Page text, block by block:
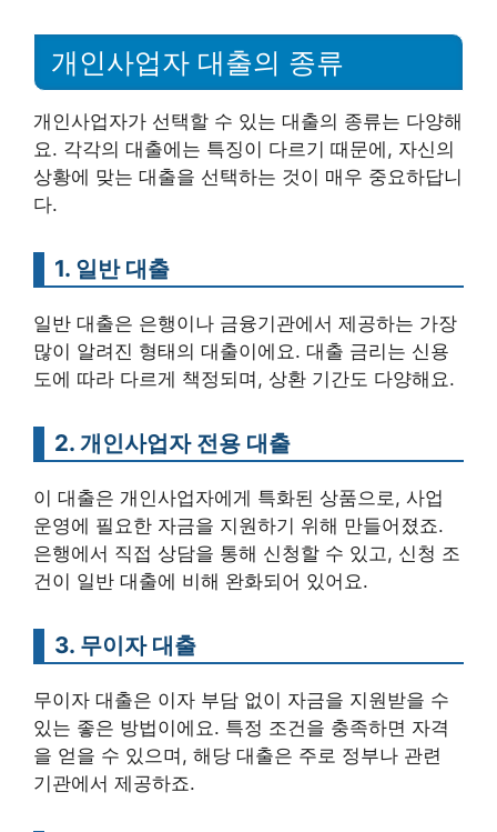
개인사업자 대출의 종류
개인사업자가 선택할 수 있는 대출의 종류는 다양해
요. 각각의 대출에는 특징이 다르기 때문에, 자신의
상황에 맞는 대출을 선택하는 것이 매우 중요하답니
다.
1. 일반 대출
일반 대출은 은행이나 금융기관에서 제공하는 가장
많이 알려진 형태의 대출이에요. 대출 금리는 신용
도에 따라 다르게 책정되며, 상환 기간도 다양해요.
2. 개인사업자 전용 대출
이 대출은 개인사업자에게 특화된 상품으로, 사업
운영에 필요한 자금을 지원하기 위해 만들어졌죠.
은행에서 직접 상담을 통해 신청할 수 있고, 신청 조
건이 일반 대출에 비해 완화되어 있어요.
3. 무이자 대출
무이자 대출은 이자 부담 없이 자금을 지원받을 수
있는 좋은 방법이에요. 특정 조건을 충족하면 자격
을 얻을 수 있으며, 해당 대출은 주로 정부나 관련
기관에서 제공하죠.